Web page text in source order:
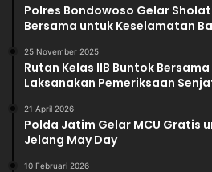
Polres Bondowoso Gelar
Bersama untuk Keselamatan
25 November 2025
Rutan Kelas IIB Buntok
Laksanakan Pemeriksaan
21 April 2026
Polda Jatim Gelar MCU Gratis
Jelang May Day
10 Februari 2026